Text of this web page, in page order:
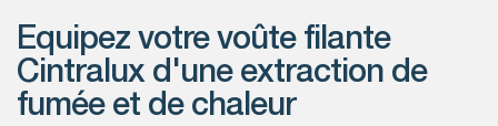
Equipez votre voûte filante
Cintralux d'une extraction de
fumée et de chaleur